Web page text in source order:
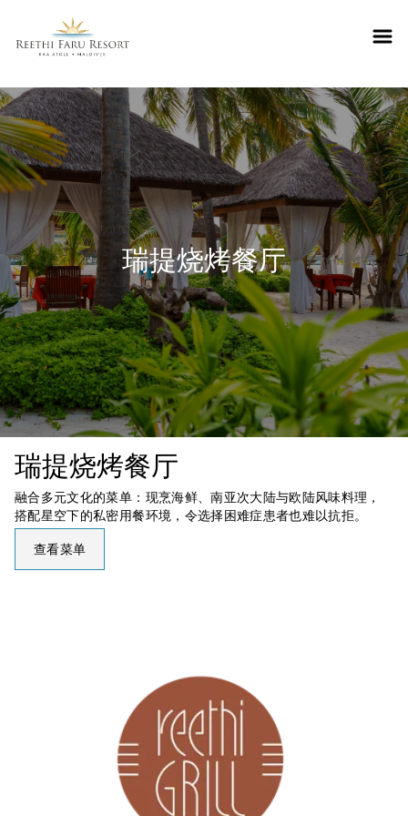
Reethifaru home
瑞提烧烤餐厅
瑞提烧烤餐厅
融合多元文化的菜单：现烹海鲜、南亚次大陆与欧陆风味料理，
搭配星空下的私密用餐环境，令选择困难症患者也难以抗拒。
查看菜单